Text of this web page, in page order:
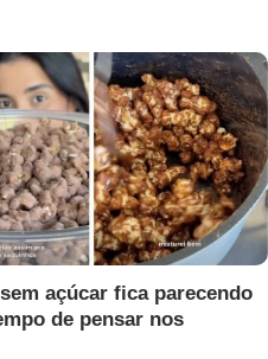
açúcar fica parecendo
de pensar nos